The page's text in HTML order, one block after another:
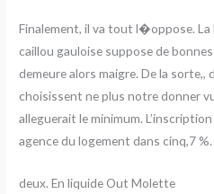
Finalement, il va tout l�oppose. La
caillou gauloise suppose de
demeure alors maigre. De la sorte,,
choisissent ne plus notre donner
alleguerait le minimum.
agence du logement dans cinq,7 %.
deux. En liquide Out Molette